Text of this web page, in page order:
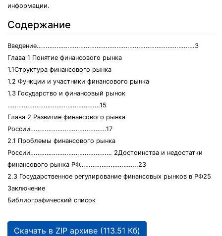
информации.
Содержание
Введение……………………………………………………………………………3
Глава 1 Понятие финансового рынка
1.1Структура финансового рынка
1.2 Функции и участники финансового рынка
1.3 Государство и финансовый рынок
……………………………………………15
Глава 2 Развитие финансового рынка
России……………………………………17
2.1 Проблемы финансового рынка
России……………………………………… 2Достоинства и недостатки
финансового рынка РФ…………………………..23
2.3 Государственное регулирование финансовых рынков в РФ25
Заключение
Библиографический список
Скачать в ZIP архиве (113.51 Кб)